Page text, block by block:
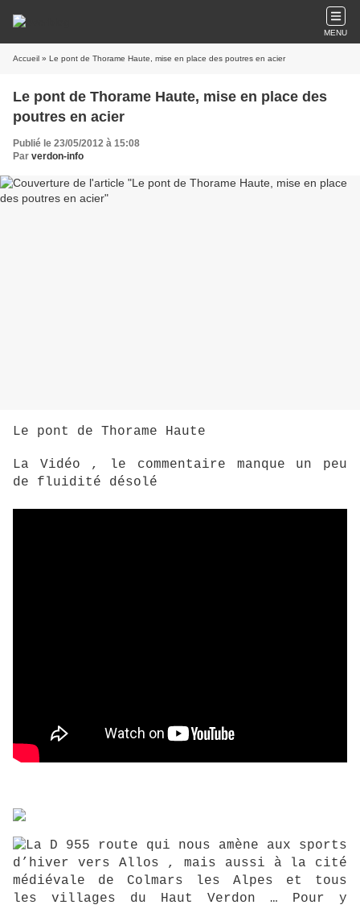
MENU
Accueil » Le pont de Thorame Haute, mise en place des poutres en acier
Le pont de Thorame Haute, mise en place des
poutres en acier
Publié le 23/05/2012 à 15:08
Par verdon-info
Le pont de Thorame Haute
La Vidéo , le commentaire manque un peu
de fluidité désolé
La D 955 route qui nous amène aux sports
d’hiver vers Allos , mais aussi à la cité
médiévale de Colmars les Alpes et tous
les villages du Haut Verdon … Pour y